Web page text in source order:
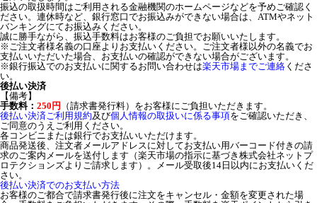
振込の取扱時間はご利用される金融機関のホームページなどを予めご確認く
ださい。連休時など、銀行窓口でお振込みができない場合は、ATMやネット
バンキングにてお振込みください。
誠に勝手ながら、振込手数料はお客様のご負担でお願いいたします。
※ご注文者様名義の口座よりお支払いください。ご注文者様以外の名義でお
支払いいただいた場合、お支払いの確認ができない場合がございます。
※銀行振込でのお支払いに関するお問い合わせは楽天市場までご連絡 くださ
い。
後払い決済
【備考】
手数料： 250円
（請求書発行料）をお客様にご負担いただきます。
後払い決済ご利用規約及び個人情報の取扱いに係る事項をご確認いただき、
ご同意のうえご利用ください。
各コンビニまたは銀行でお支払いいただけます。
商品発送後、注文者メールアドレスに対してお支払い用バーコード付きの請
求のご案内メールを送付します（楽天市場の指示に基づき株式会社ネットプ
ロテクションズよりご請求します）。メール受取後14日以内にお支払いくだ
さい。
後払い決済でのお支払い方法
お客様のご都合で請求書発行後に注文をキャンセル・金額を変更された場